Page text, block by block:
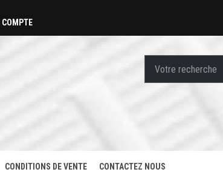
CONDITIONS DE VENTE CONTACTEZ NOUS